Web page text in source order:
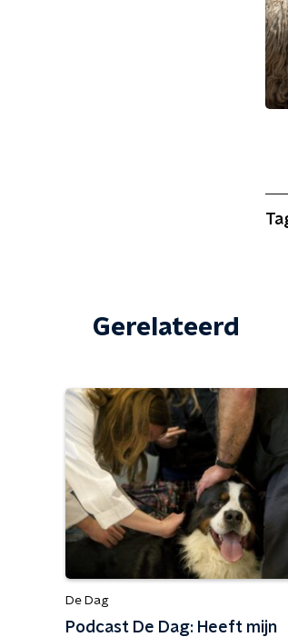
Gerelateerd
De Dag
Podcast De Dag: Heeft mijn